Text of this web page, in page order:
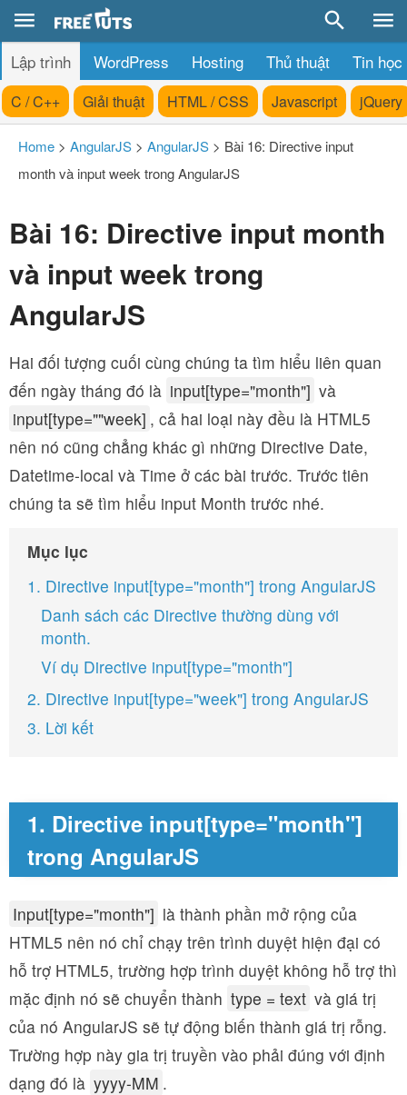
Lập trình WordPress Hosting Thủ thuật Tin học
C / C++ Giải thuật HTML / CSS Javascript jQuery
Home > AngularJS > AngularJS > Bài 16: Directive input
month và input week trong AngularJS
Bài 16: Directive input month
và input week trong
AngularJS
Hai đối tượng cuối cùng chúng ta tìm hiểu liên quan
đến ngày tháng đó là input[type="month"] và
input[type=""week] , cả hai loại này đều là HTML5
nên nó cũng chẳng khác gì những Directive Date,
Datetime-local và Time ở các bài trước. Trước tiên
chúng ta sẽ tìm hiểu input Month trước nhé.
Mục lục
1. Directive input[type="month"] trong AngularJS
Danh sách các Directive thường dùng với
month.
Ví dụ Directive input[type="month"]
2. Directive input[type="week"] trong AngularJS
3. Lời kết
1. Directive input[type="month"]
trong AngularJS
Input[type="month"] là thành phần mở rộng của
HTML5 nên nó chỉ chạy trên trình duyệt hiện đại có
hỗ trợ HTML5, trường hợp trình duyệt không hỗ trợ thì
mặc định nó sẽ chuyển thành type = text và giá trị
của nó AngularJS sẽ tự động biến thành giá trị rỗng.
Trường hợp này gia trị truyền vào phải đúng với định
dạng đó là yyyy-MM .